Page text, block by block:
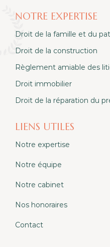
NOTRE EXPERTISE
Droit de la famille et du
Droit de la construction
Règlement amiable des
Droit immobilier
Droit de la réparation du
LIENS UTILES
Notre expertise
Notre équipe
Notre cabinet
Nos honoraires
Contact